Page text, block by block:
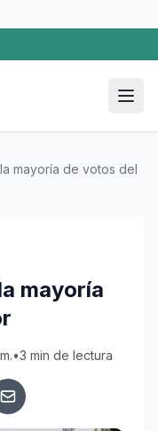
mayoría de votos del
mayoría
•3 min de lectura